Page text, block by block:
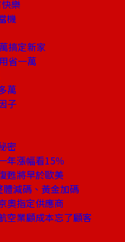
樂
機
搞定新家
省一萬
萬
子
密
年漲幅看15％
甦將早於歐美
減碼、黃金加碼
奧指定供應商
業顧成本忘了顧客